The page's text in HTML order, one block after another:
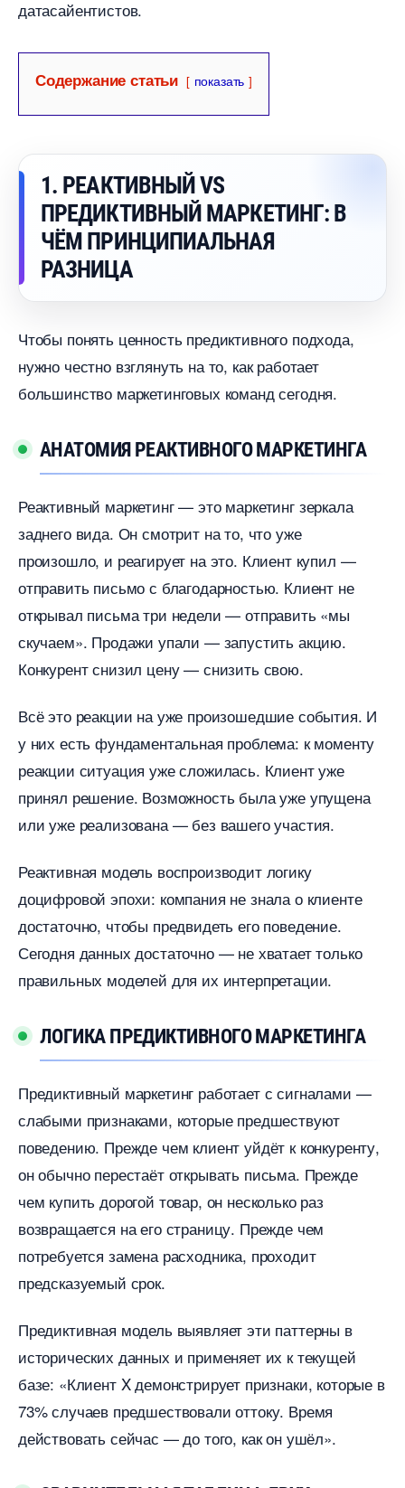
датасайентистов.
Содержание статьи показать
1. РЕАКТИВНЫЙ VS
ПРЕДИКТИВНЫЙ МАРКЕТИНГ:
ЧЁМ ПРИНЦИПИАЛЬНАЯ
РАЗНИЦА
Чтобы понять ценность предиктивного подхода,
нужно честно взглянуть на то, как работает
ольшинство маркетинговых команд сегодня.
АНАТОМИЯ РЕАКТИВНОГО МАРКЕТИНГА
Реактивный маркетинг — это маркетинг зеркала
заднего вида. Он смотрит на то, что уже
произошло, и реагирует на это. Клиент купил —
отправить письмо с благодарностью. Клиент не
открывал письма три недели — отправить «мы
скучаем». Продажи упали — запустить акцию.
Конкурент снизил цену — снизить свою.
сё это реакции на уже произошедшие события. И
у них есть фундаментальная проблема: к моменту
реакции ситуация уже сложилась. Клиент уже
принял решение. Возможность была уже упущена
или уже реализована — без вашего участия.
Реактивная модель воспроизводит логику
доцифровой эпохи: компания не знала о клиенте
достаточно, чтобы предвидеть его поведение.
Сегодня данных достаточно — не хватает только
правильных моделей для их интерпретации.
ЛОГИКА ПРЕДИКТИВНОГО МАРКЕТИНГА
Предиктивный маркетинг работает с сигналами —
слабыми признаками, которые предшествуют
поведению. Прежде чем клиент уйдёт к конкуренту,
он обычно перестаёт открывать письма. Прежде
чем купить дорогой товар, он несколько раз
озвращается на его страницу. Прежде чем
потребуется замена расходника, проходит
предсказуемый срок.
Предиктивная модель выявляет эти паттерны
исторических данных и применяет их к текущей
азе: «Клиент X демонстрирует признаки, которые
73% случаев предшествовали оттоку. Время
действовать сейчас — до того, как он ушёл».